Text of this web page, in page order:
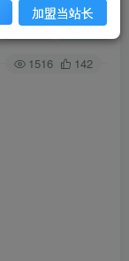
关注 私信
1516 142
加盟当站长